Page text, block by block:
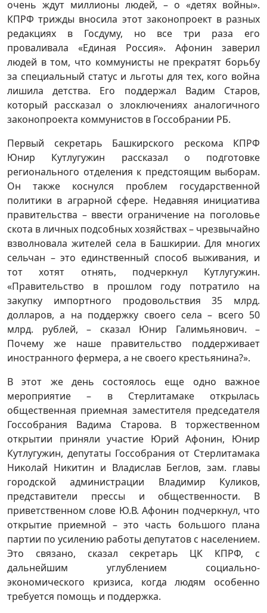
очень ждут миллионы людей, – о «детях войны».
КПРФ трижды вносила этот законопроект в разных
редакциях в Госдуму, но все три раза его
проваливала «Единая Россия». Афонин заверил
людей в том, что коммунисты не прекратят борьбу
за специальный статус и льготы для тех, кого война
лишила детства. Его поддержал Вадим Старов,
который рассказал о злоключениях аналогичного
законопроекта коммунистов в Госсобрании РБ.
Первый секретарь Башкирского рескома КПРФ
Юнир Кутлугужин рассказал о подготовке
регионального отделения к предстоящим выборам.
Он также коснулся проблем государственной
политики в аграрной сфере. Недавняя инициатива
правительства – ввести ограничение на поголовье
скота в личных подсобных хозяйствах – чрезвычайно
взволновала жителей села в Башкирии. Для многих
сельчан – это единственный способ выживания, и
тот хотят отнять, подчеркнул Кутлугужин.
«Правительство в прошлом году потратило на
закупку импортного продовольствия 35 млрд.
долларов, а на поддержку своего села – всего 50
млрд. рублей, – сказал Юнир Галимьянович. –
Почему же наше правительство поддерживает
иностранного фермера, а не своего крестьянина?».
В этот же день состоялось еще одно важное
мероприятие – в Стерлитамаке открылась
общественная приемная заместителя председателя
Госсобрания Вадима Старова. В торжественном
открытии приняли участие Юрий Афонин, Юнир
Кутлугужин, депутаты Госсобрания от Стерлитамака
Николай Никитин и Владислав Беглов, зам. главы
городской администрации Владимир Куликов,
представители прессы и общественности. В
приветственном слове Ю.В. Афонин подчеркнул, что
открытие приемной – это часть большого плана
партии по усилению работы депутатов с населением.
Это связано, сказал секретарь ЦК КПРФ, с
дальнейшим углублением социально-
экономического кризиса, когда людям особенно
требуется помощь и поддержка.